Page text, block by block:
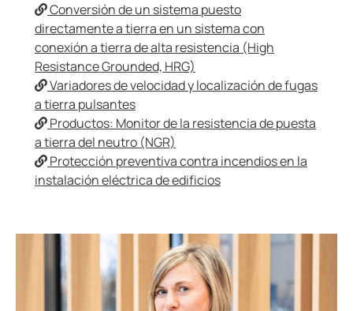
Conversión de un sistema puesto
directamente a tierra en un sistema con
conexión a tierra de alta resistencia (High
Resistance Grounded, HRG)
Variadores de velocidad y localización de fugas
a tierra pulsantes
Productos: Monitor de la resistencia de puesta
a tierra del neutro (NGR)
Protección preventiva contra incendios en la
instalación eléctrica de edificios